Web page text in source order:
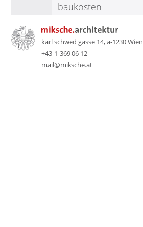
baukosten
karl schwed gasse 14, a-1230 Wien
+43-1-369 06 12
mail@miksche.at